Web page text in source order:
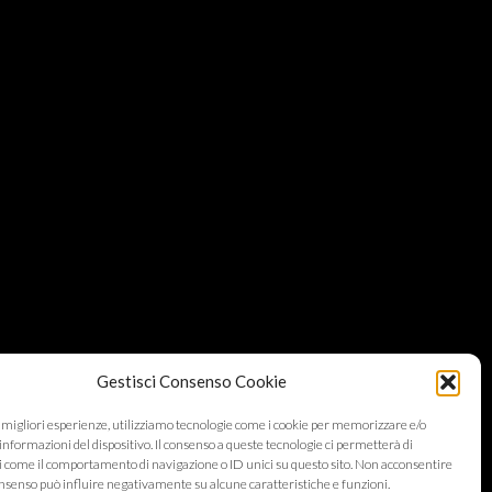
Gestisci Consenso Cookie
esperienze, utilizziamo tecnologie come i cookie per memorizzare e/o
del dispositivo. Il consenso a queste tecnologie ci permetterà di
come il comportamento di navigazione o ID unici su questo sito. Non acconsentire
può influire negativamente su alcune caratteristiche e funzioni.